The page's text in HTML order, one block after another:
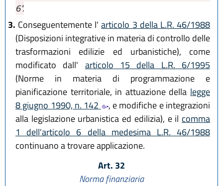
6".
3. Conseguentemente l'articolo 3 della L.R. 46/1988
(Disposizioni integrative in materia di controllo delle
trasformazioni edilizie ed urbanistiche), come
modificato dall' articolo 15 della L.R. 6/1995
(Norme in materia di programmazione e
pianificazione territoriale, in attuazione della legge
8 giugno 1990, n. 142
, e modifiche e integrazioni
alla legislazione urbanistica ed edilizia), e il comma
1 dell'articolo 6 della medesima L.R. 46/1988
continuano a trovare applicazione.
Art. 32
Norma finanziaria